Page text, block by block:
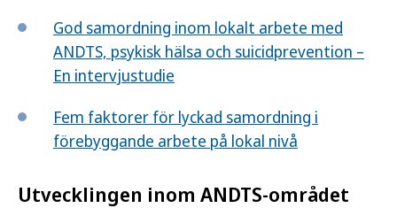
God samordning inom lokalt arbete med
ANDTS, psykisk hälsa och suicidprevention –
En intervjustudie
Fem faktorer för lyckad samordning i
förebyggande arbete på lokal nivå
Utvecklingen inom ANDTS-området